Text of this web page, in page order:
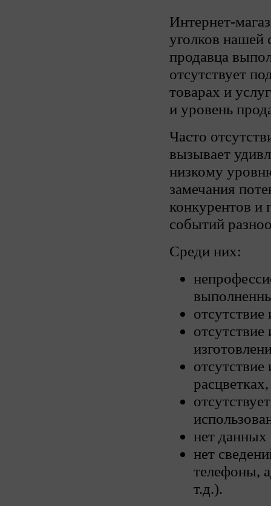
Интернет-
уголков нашей
продавца
отсутствует
товарах и
и уровень
Часто
вызывает
низкому
замечания
конкурентов и
событий
Среди них:
нет
нет
телефоны,
т.д.).